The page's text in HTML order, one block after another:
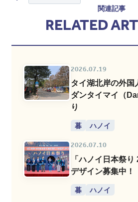
関連記事
RELATED
2026.07.19
タイ湖北岸の外国
ダンタイマイ（
り
暮 ハノイ
2026.07.10
「ハノイ日本祭
デザイン募集中！
暮 ハノイ